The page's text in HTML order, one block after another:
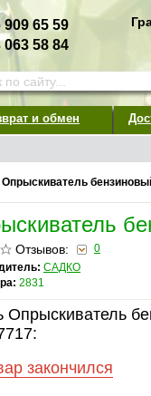
909 65 59
063 58 84
и обмен
Опрыскиватель
Отзывов:
0
САДКО
2831
Опрыскиватель
закончился